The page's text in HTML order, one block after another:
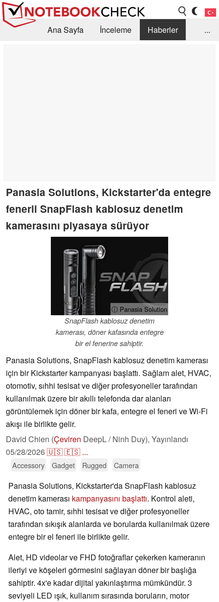
Ana Sayfa İnceleme
Haberler
...
Panasia Solutions, Kickstarter'da entegre
fenerli SnapFlash kablosuz denetim
kamerasını piyasaya sürüyor
ⓘ Panasia Solution
SnapFlash kablosuz denetim
kamerası, döner kafasında entegre
bir el fenerine sahiptir.
Panasia Solutions, SnapFlash kablosuz denetim kamerası
için bir Kickstarter kampanyası başlattı. Sağlam alet, HVAC,
otomotiv, sıhhi tesisat ve diğer profesyoneller tarafından
kullanılmak üzere bir akıllı telefonda dar alanları
görüntülemek için döner bir kafa, entegre el feneri ve Wi-Fi
akışı ile birlikte gelir.
David Chien (Çeviren DeepL / Ninh Duy), Yayınlandı
05/28/2026🇺🇸🇪🇸 ...
Accessory Gadget Rugged Camera
Panasia Solutions, Kickstarter'da SnapFlash kablosuz
denetim kamerası kampanyasını başlattı. Kontrol aleti,
HVAC, oto tamir, sıhhi tesisat ve diğer profesyoneller
tarafından sıkışık alanlarda ve borularda kullanılmak üzere
entegre bir el feneri ile birlikte gelir.
Alet, HD videolar ve FHD fotoğraflar çekerken kameranın
ileriyi ve köşeleri görmesini sağlayan döner bir başlığa
sahiptir. 4x'e kadar dijital yakınlaştırma mümkündür. 3
seviyeli LED ışık, kullanım sırasında boruların, motor